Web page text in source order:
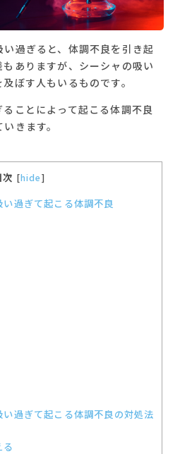
過ぎると、体調不良を引き起
ありますが、シーシャの吸い
ぼす人もいるものです。
ことによって起こる体調不良
きます。
次 [hide]
過ぎて起こる体調不良
過ぎて起こる体調不良の対処法